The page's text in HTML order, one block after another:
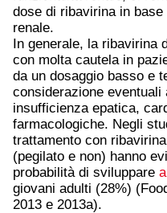
dose di ribavirina in
renale.
In generale, la ribavirina
con molta cautela in
da un dosaggio basso e
considerazione eventuali
insufficienza epatica,
farmacologiche. Negli
trattamento con
(pegilato e non) hanno
probabilità di sviluppare
giovani adulti (28%)
2013 e 2013a).